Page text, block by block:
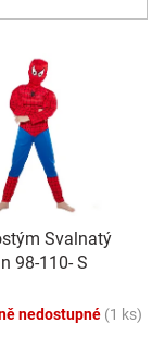
Svalnatý
98-110- S
nedostupné (1 ks)